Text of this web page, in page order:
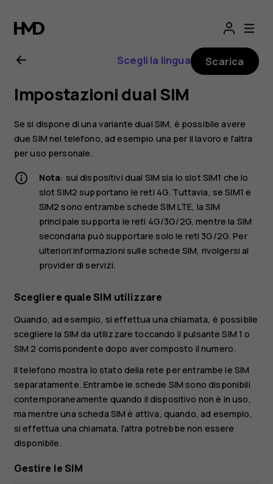
Manuale
d’uso
del
Nokia
Plus
Scegli la lingua Scarica
Impostazioni dual SIM
Se si dispone di una variante dual SIM, è possibile avere
due SIM nel telefono, ad esempio una per il lavoro e l'altra
per uso personale.
Nota: sui dispositivi dual SIM sia lo slot SIM1 che lo
slot SIM2 supportano le reti 4G. Tuttavia, se SIM1 e
SIM2 sono entrambe schede SIM LTE, la SIM
principale supporta le reti 4G/3G/2G, mentre la SIM
secondaria può supportare solo le reti 3G/2G. Per
ulteriori informazioni sulle schede SIM, rivolgersi al
provider di servizi.
Scegliere quale SIM utilizzare
Quando, ad esempio, si effettua una chiamata, è possibile
scegliere la SIM da utilizzare toccando il pulsante SIM 1 o
SIM 2 corrispondente dopo aver composto il numero.
Il telefono mostra lo stato della rete per entrambe le SIM
separatamente. Entrambe le schede SIM sono disponibili
contemporaneamente quando il dispositivo non è in uso,
ma mentre una scheda SIM è attiva, quando, ad esempio,
si effettua una chiamata, l'altra potrebbe non essere
disponibile.
Gestire le SIM